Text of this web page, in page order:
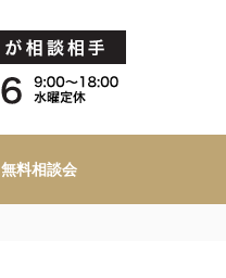
無料相談会